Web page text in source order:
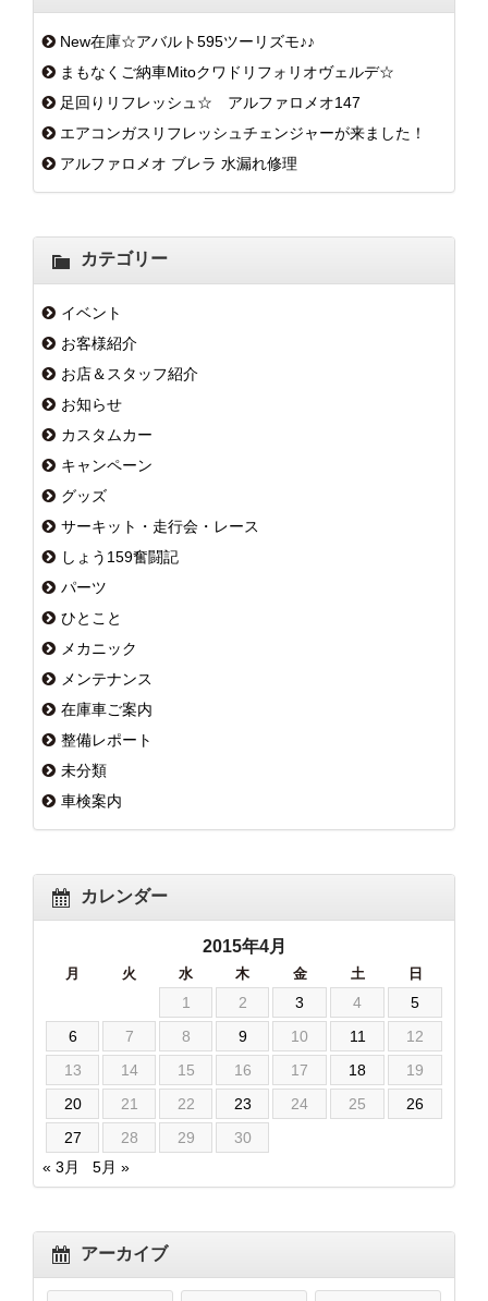
New在庫☆アバルト595ツーリズモ♪♪
まもなくご納車Mitoクワドリフォリオヴェルデ☆
足回りリフレッシュ☆ アルファロメオ147
エアコンガスリフレッシュチェンジャーが来ました！
アルファロメオ ブレラ 水漏れ修理
カテゴリー
イベント
お客様紹介
お店＆スタッフ紹介
お知らせ
カスタムカー
キャンペーン
グッズ
サーキット・走行会・レース
しょう159奮闘記
パーツ
ひとこと
メカニック
メンテナンス
在庫車ご案内
整備レポート
未分類
車検案内
カレンダー
2015年4月
月 火 水 木 金 土 日
1 2 3 4
5
6
7 8 9 10 11
12
13
14 15 16 17 18
19
20
21 22 23 24 25
26
27
28 29
30
« 3月
5月 »
アーカイブ